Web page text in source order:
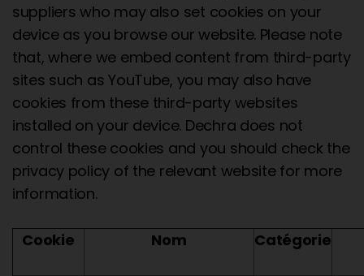
suppliers who may also set cookies on your
device as you browse our website. Please note
that, where we embed content from third-party
sites such as YouTube, you may also have
cookies from these third-party websites
installed on your device. Dechra does not
control these cookies and you should check the
privacy policy of the relevant website for more
information.
Cookie Nom Catégorie